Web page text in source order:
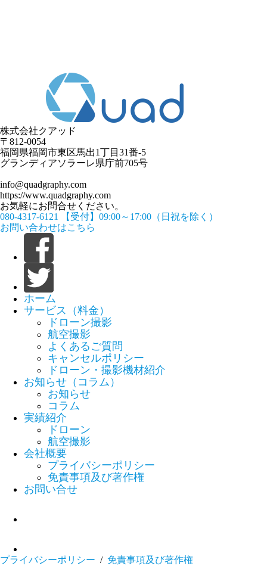
株式会社クアッド
〒812-0054
​福岡県福岡市東区馬出1丁目31番-5
グランディアソラーレ県庁前705号
info@quadgraphy.com
https://www.quadgraphy.com
お気軽にお問合せください。
080-4317-6121
【受付】09:00～17:00（日祝を除く）
お問い合わせはこちら
ホーム
サービス（料金）
ドローン撮影
航空撮影
よくあるご質問
キャンセルポリシー
ドローン・撮影機材紹介
お知らせ（コラム）
お知らせ
コラム
実績紹介
ドローン
航空撮影
会社概要
プライバシーポリシー
免責事項及び著作権
お問い合せ
プライバシーポリシー / 免責事項及び著作権